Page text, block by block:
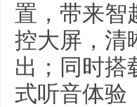
置，带来智
控大屏，清
出；同时搭
式听音体验